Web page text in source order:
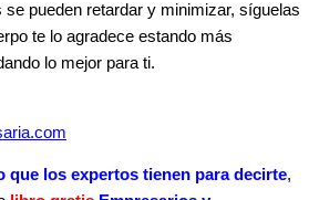
pueden retardar y minimizar, síguelas
te lo agradece estando más
lo mejor para ti.
que los expertos tienen para decirte,